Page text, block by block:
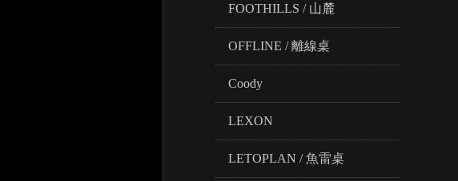
FOOTHILLS / 山麓
OFFLINE / 離線桌
Coody
LEXON
LETOPLAN / 魚雷桌